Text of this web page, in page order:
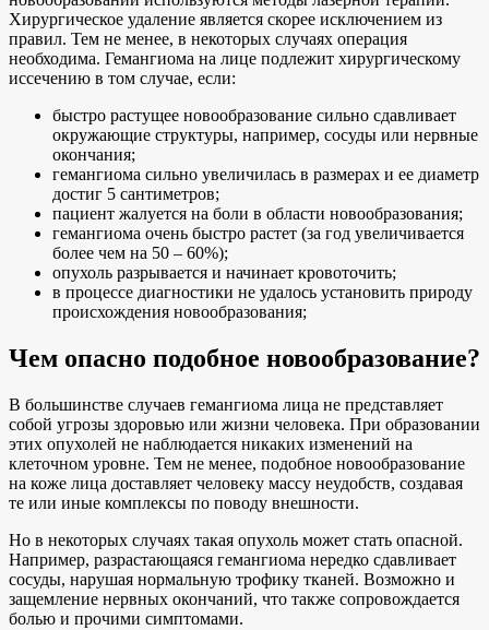
Хирургическое удаление является скорее исключением из
правил. Тем не менее, в некоторых случаях операция
необходима. Гемангиома на лице подлежит хирургическому
иссечению в том случае, если:
быстро растущее новообразование сильно сдавливает
окружающие структуры, например, сосуды или нервные
окончания;
гемангиома сильно увеличилась в размерах и ее диаметр
достиг 5 сантиметров;
пациент жалуется на боли в области новообразования;
гемангиома очень быстро растет (за год увеличивается
более чем на 50 – 60%);
опухоль разрывается и начинает кровоточить;
в процессе диагностики не удалось установить природу
происхождения новообразования;
Чем опасно подобное новообразование?
В большинстве случаев гемангиома лица не представляет
собой угрозы здоровью или жизни человека. При образовании
этих опухолей не наблюдается никаких изменений на
клеточном уровне. Тем не менее, подобное новообразование
на коже лица доставляет человеку массу неудобств, создавая
те или иные комплексы по поводу внешности.
Но в некоторых случаях такая опухоль может стать опасной.
Например, разрастающаяся гемангиома нередко сдавливает
сосуды, нарушая нормальную трофику тканей. Возможно и
защемление нервных окончаний, что также сопровождается
болью и прочими симптомами.